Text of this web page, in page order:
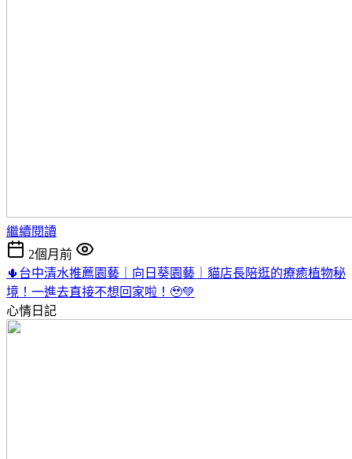
繼續閱讀
2個月前
🌵台中清水推薦園藝｜向日葵園藝｜貓店長陪逛的療癒植物秘
境！一進去直接不想回家啦！🥹💚
心情日記